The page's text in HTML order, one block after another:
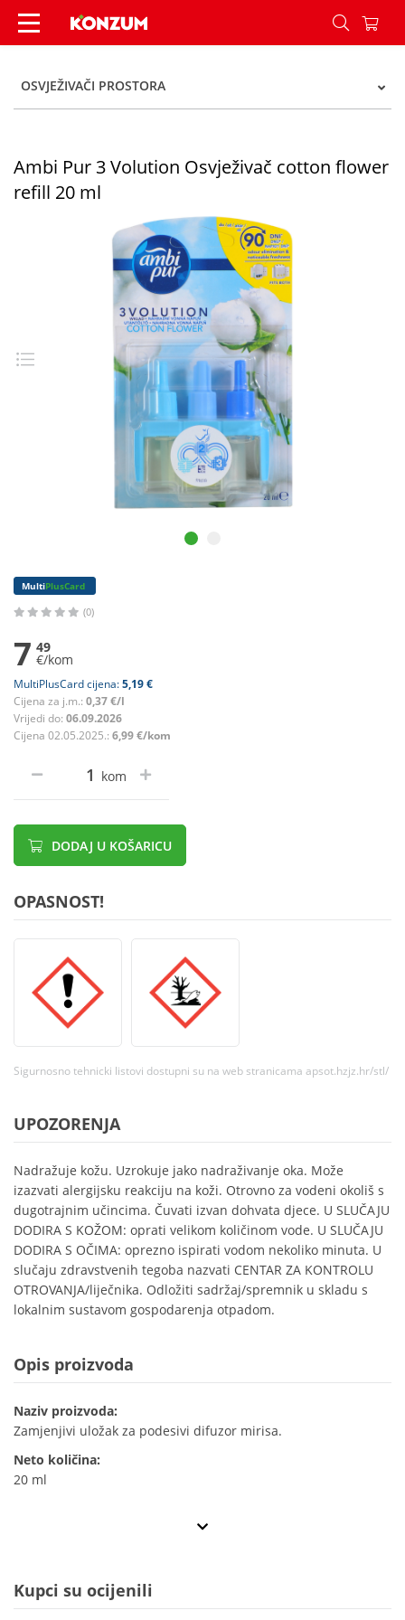
Ambi Pur 3 Volution Osvježivač cotton flower
OSVJEŽIVAČI PROSTORA
Ambi Pur 3 Volution Osvježivač cotton flower
refill 20 ml
MultiPlusCard
(0)
7 49
€/kom
MultiPlusCard cijena:5,19 €
Cijena za j.m.: 0,37 €/l
Vrijedi do: 06.09.2026
Cijena 02.05.2025.: 6,99 €/kom
kom
DODAJ U KOŠARICU
OPASNOST!
Sigurnosno tehnicki listovi dostupni su na web stranicama apsot.hzjz.hr/stl/
UPOZORENJA
Nadražuje kožu. Uzrokuje jako nadraživanje oka. Može
izazvati alergijsku reakciju na koži. Otrovno za vodeni okoliš s
dugotrajnim učincima. Čuvati izvan dohvata djece. U SLUČAJU
DODIRA S KOŽOM: oprati velikom količinom vode. U SLUČAJU
DODIRA S OČIMA: oprezno ispirati vodom nekoliko minuta. U
slučaju zdravstvenih tegoba nazvati CENTAR ZA KONTROLU
OTROVANJA/liječnika. Odložiti sadržaj/spremnik u skladu s
lokalnim sustavom gospodarenja otpadom.
Opis proizvoda
Naziv proizvoda:
Zamjenjivi uložak za podesivi difuzor mirisa.
Neto količina:
20 ml
Kupci su ocijenili